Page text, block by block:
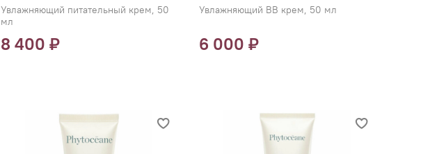
Увлажняющий питательный крем, 50
мл
8 400 ₽
Увлажняющий BB крем, 50 мл
6 000 ₽